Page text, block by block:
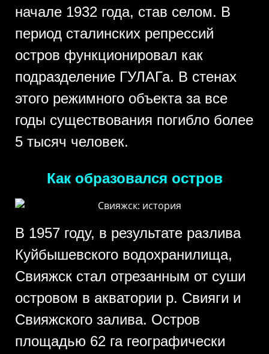
начале 1932 года, став селом. В
период сталинских репрессий
остров функционировал как
подразделение ГУЛАГа. В стенах
этого режимного объекта за все
годы существования погибло более
5 тысяч человек.
Как образовался остров
В 1957 году, в результате разлива
Куйбышевского водохранилища,
Свияжск стал отрезанным от суши
островом в акватории р. Свияги и
Свияжского залива. Остров
площадью 62 га географически